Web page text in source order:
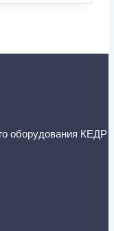
оборудования КЕДР